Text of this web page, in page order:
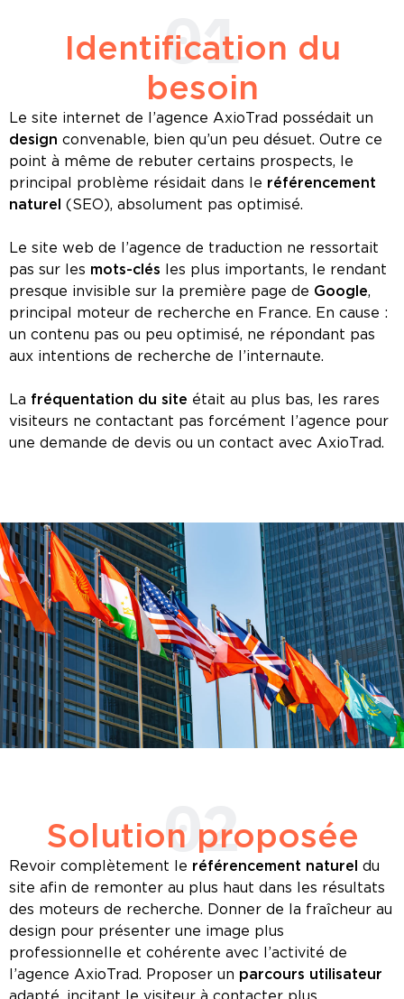
01
Identification du
besoin
Le site internet de l’agence AxioTrad possédait un
design convenable, bien qu’un peu désuet. Outre ce
point à même de rebuter certains prospects, le
principal problème résidait dans le référencement
naturel (SEO), absolument pas optimisé.
Le site web de l’agence de traduction ne ressortait
pas sur les mots-clés les plus importants, le rendant
presque invisible sur la première page de Google,
principal moteur de recherche en France. En cause :
un contenu pas ou peu optimisé, ne répondant pas
aux intentions de recherche de l’internaute.
La fréquentation du site était au plus bas, les rares
visiteurs ne contactant pas forcément l’agence pour
une demande de devis ou un contact avec AxioTrad.
02
Solution proposée
Revoir complètement le référencement naturel du
site afin de remonter au plus haut dans les résultats
des moteurs de recherche. Donner de la fraîcheur au
design pour présenter une image plus
professionnelle et cohérente avec l’activité de
l’agence AxioTrad. Proposer un parcours utilisateur